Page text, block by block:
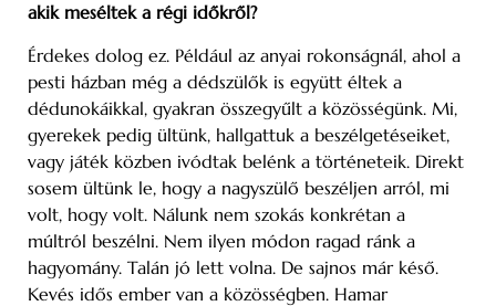
akik meséltek a régi időkről?
Érdekes dolog ez. Például az anyai rokonságnál, ahol a
pesti házban még a dédszülők is együtt éltek a
dédunokáikkal, gyakran összegyűlt a közösségünk. Mi,
gyerekek pedig ültünk, hallgattuk a beszélgetéseiket,
vagy játék közben ivódtak belénk a történeteik. Direkt
sosem ültünk le, hogy a nagyszülő beszéljen arról, mi
volt, hogy volt. Nálunk nem szokás konkrétan a
múltról beszélni. Nem ilyen módon ragad ránk a
hagyomány. Talán jó lett volna. De sajnos már késő.
Kevés idős ember van a közösségben. Hamar